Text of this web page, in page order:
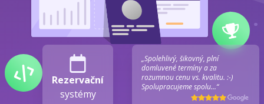
Rezervační
systémy
„Spolehlivý, šikovný, plní
domluvené termíny a za
rozumnou cenu vs. kvalitu. :-)
Spolupracujeme spolu...“